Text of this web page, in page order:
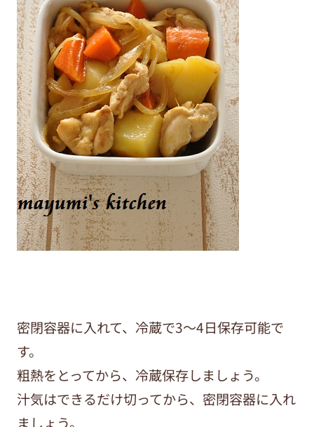
密閉容器に入れて、冷蔵で3～4日保存可能で
す。
粗熱をとってから、冷蔵保存しましょう。
汁気はできるだけ切ってから、密閉容器に入れ
ましょう。